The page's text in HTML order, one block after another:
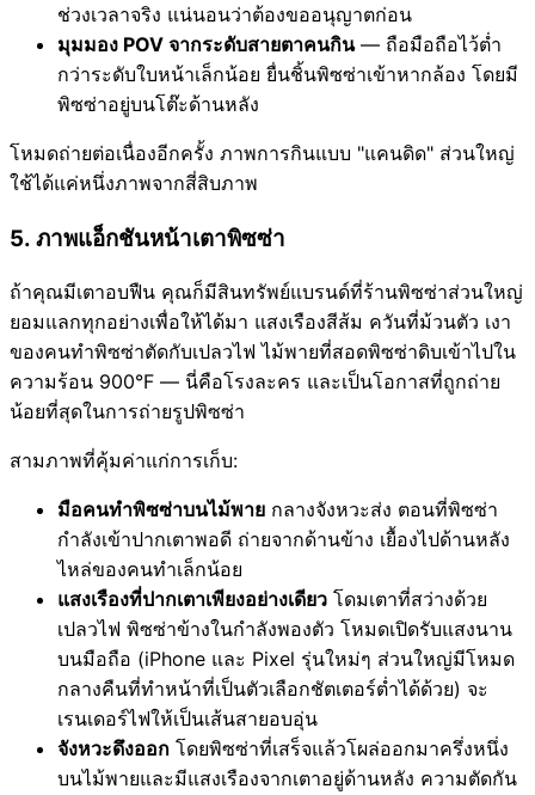
ช่วงเวลาจริง แน่นอนว่าต้องขออนุญาตก่อน
มุมมอง POV จากระดับสายตาคนกิน— ถือมือถือไว้ต่ำ
กว่าระดับใบหน้าเล็กน้อย ยื่นชิ้นพิซซ่าเข้าหากล้อง โดยมี
พิซซ่าอยู่บนโต๊ะด้านหลัง
โหมดถ่ายต่อเนื่องอีกครั้ง ภาพการกินแบบ "แคนดิด" ส่วนใหญ่
ใช้ได้แค่หนึ่งภาพจากสี่สิบภาพ
5. ภาพแอ็กชันหน้าเตาพิซซ่า
ถ้าคุณมีเตาอบฟืน คุณก็มีสินทรัพย์แบรนด์ที่ร้านพิซซ่าส่วนใหญ่
ยอมแลกทุกอย่างเพื่อให้ได้มา แสงเรืองสีส้ม ควันที่ม้วนตัว เงา
ของคนทำพิซซ่าตัดกับเปลวไฟ ไม้พายที่สอดพิซซ่าดิบเข้าไปใน
ความร้อน 900°F — นี่คือโรงละคร และเป็นโอกาสที่ถูกถ่าย
น้อยที่สุดในการถ่ายรูปพิซซ่า
สามภาพที่คุ้มค่าแก่การเก็บ:
มือคนทำพิซซ่าบนไม้พาย กลางจังหวะส่ง ตอนที่พิซซ่า
กำลังเข้าปากเตาพอดี ถ่ายจากด้านข้าง เยื้องไปด้านหลัง
ไหล่ของคนทำเล็กน้อย
แสงเรืองที่ปากเตาเพียงอย่างเดียว โดมเตาที่สว่างด้วย
เปลวไฟ พิซซ่าข้างในกำลังพองตัว โหมดเปิดรับแสงนาน
บนมือถือ (iPhone และ Pixel รุ่นใหม่ๆ ส่วนใหญ่มีโหมด
กลางคืนที่ทำหน้าที่เป็นตัวเลือกชัตเตอร์ต่ำได้ด้วย) จะ
เรนเดอร์ไฟให้เป็นเส้นสายอบอุ่น
จังหวะดึงออก โดยพิซซ่าที่เสร็จแล้วโผล่ออกมาครึ่งหนึ่ง
บนไม้พายและมีแสงเรืองจากเตาอยู่ด้านหลัง ความตัดกัน